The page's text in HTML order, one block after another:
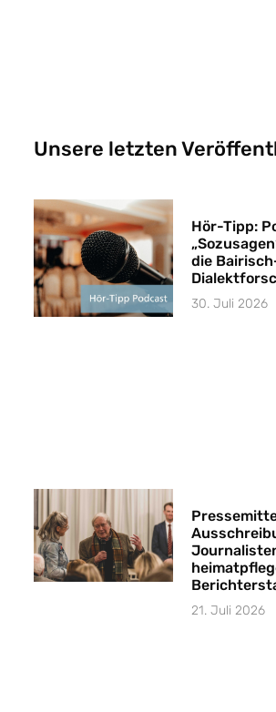
Unsere letzten
Hör-Tipp:
die
30. Juli 2026
21. Juli 2026